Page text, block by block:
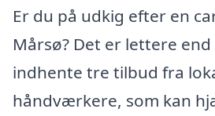
Er du på udkig efter en
Mårsø? Det er lettere
indhente tre tilbud fra
håndværkere, som kan